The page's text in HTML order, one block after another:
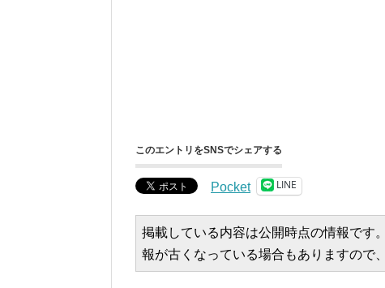
このエントリをSNSでシェアする
Pocket LINE
掲載している内容は公開時点の情報です
報が古くなっている場合もありますので